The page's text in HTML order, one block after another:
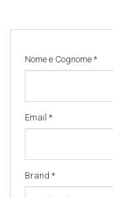
Nome e Cognome *
Email *
Brand *